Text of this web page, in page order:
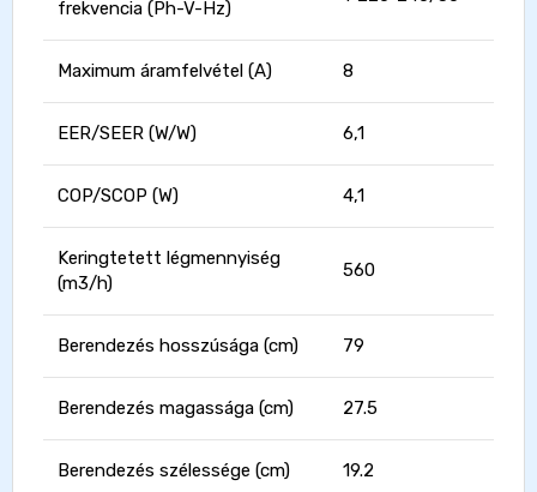
frekvencia (Ph-V-Hz)
Maximum áramfelvétel (A) 8
EER/SEER (W/W) 6,1
COP/SCOP (W) 4,1
Keringtetett légmennyiség
(m3/h)
560
Berendezés hosszúsága (cm) 79
Berendezés magassága (cm) 27.5
Berendezés szélessége (cm) 19.2